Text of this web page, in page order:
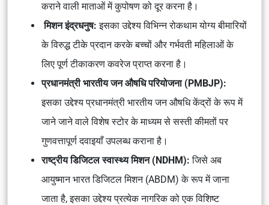
कराने वाली माताओं में कुपोषण को दूर करना है।
मिशन इंद्रधनुष:इसका उद्देश्य विभिन्न रोकथाम योग्य बीमारियों
के विरुद्ध टीके प्रदान करके बच्चों और गर्भवती महिलाओं के
लिए पूर्ण टीकाकरण कवरेज प्राप्त करना है।
प्रधानमंत्री भारतीय जन औषधि परियोजना (PMBJP):
इसका उद्देश्य प्रधानमंत्री भारतीय जन औषधि केंद्रों के रूप में
जाने जाने वाले विशेष स्टोर के माध्यम से सस्ती कीमतों पर
गुणवत्तापूर्ण दवाइयाँ उपलब्ध कराना है।
राष्ट्रीय डिजिटल स्वास्थ्य मिशन (NDHM):जिसे अब
आयुष्मान भारत डिजिटल मिशन (ABDM) के रूप में जाना
जाता है, इसका उद्देश्य प्रत्येक नागरिक को एक विशिष्ट